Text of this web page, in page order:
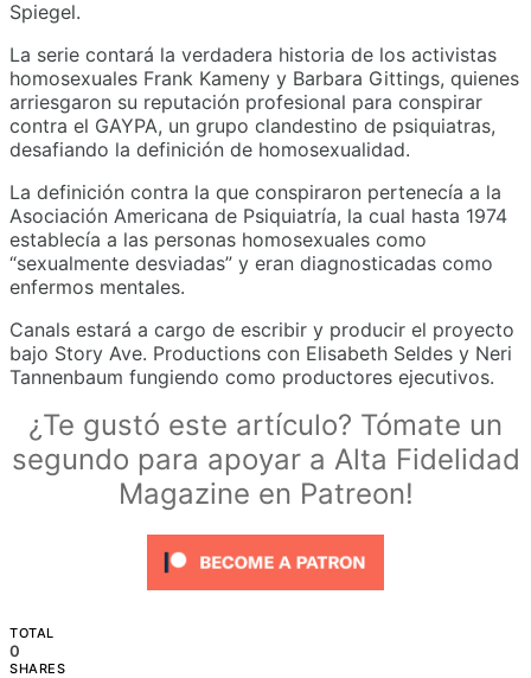
Spiegel.
La serie contará la verdadera historia de los activistas
homosexuales Frank Kameny y Barbara Gittings, quienes
arriesgaron su reputación profesional para conspirar
contra el GAYPA, un grupo clandestino de psiquiatras,
desafiando la definición de homosexualidad.
La definición contra la que conspiraron pertenecía a la
Asociación Americana de Psiquiatría, la cual hasta 1974
establecía a las personas homosexuales como
“sexualmente desviadas” y eran diagnosticadas como
enfermos mentales.
Canals estará a cargo de escribir y producir el proyecto
bajo Story Ave. Productions con Elisabeth Seldes y Neri
Tannenbaum fungiendo como productores ejecutivos.
¿Te gustó este artículo? Tómate un
segundo para apoyar a Alta Fidelidad
Magazine en Patreon!
TOTAL
0
SHARES